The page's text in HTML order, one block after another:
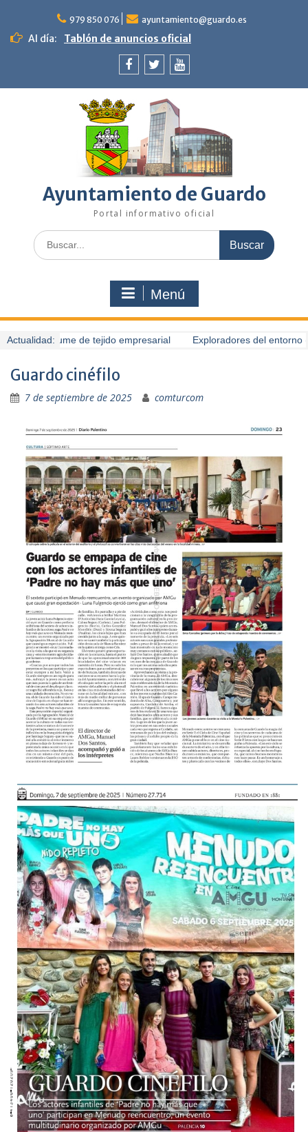
contenido
979 850 076 ayuntamiento@guardo.es
Al día: Tablón de anuncios oficial
Ayuntamiento de Guardo
Portal informativo oficial
Buscar:
Menú
Actualidad:presume de tejido empresarial Exploradores del entorno
Guardo cinéfilo
7 de septiembre de 2025 comturcom